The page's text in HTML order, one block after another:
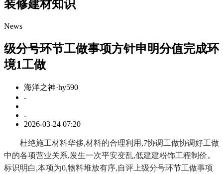
装修建材知识
News
级分号环节工做事项方针申明分值完成环
境1工做
海洋之神·hy590
-
-
2026-03-24 07:20
杜绝施工材料华侈,材料的合理利用,7协调工做协调好工做
中的各项营业关系,发生一次平安变乱,低建建粉饰工程制价。
标识明白,本项为0,物料堆放有序,自评上级分号环节工做事项